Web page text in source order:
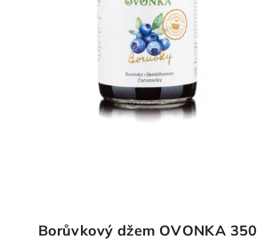
Borůvkový džem OVONKA 350